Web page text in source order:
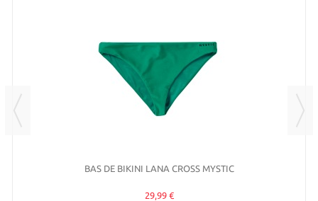
BAS DE BIKINI LANA CROSS MYSTIC
29,99 €